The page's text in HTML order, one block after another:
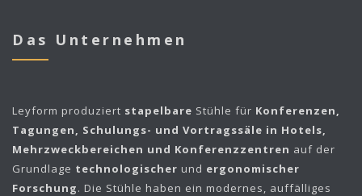
Das Unternehmen
Leyform produziert stapelbare Stühle für Konferenzen,
Tagungen, Schulungs- und Vortragssäle in Hotels,
Mehrzweckbereichen und Konferenzzentren auf der
Grundlage technologischer und ergonomischer
Forschung. Die Stühle haben ein modernes, auffälliges